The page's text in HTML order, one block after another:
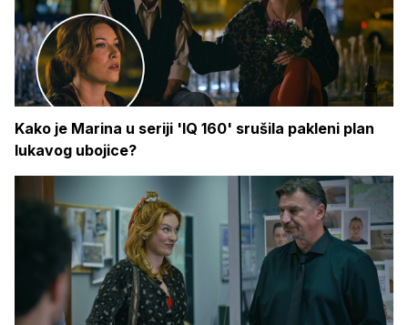
Kako je Marina u seriji 'IQ 160' srušila pakleni plan
lukavog ubojice?